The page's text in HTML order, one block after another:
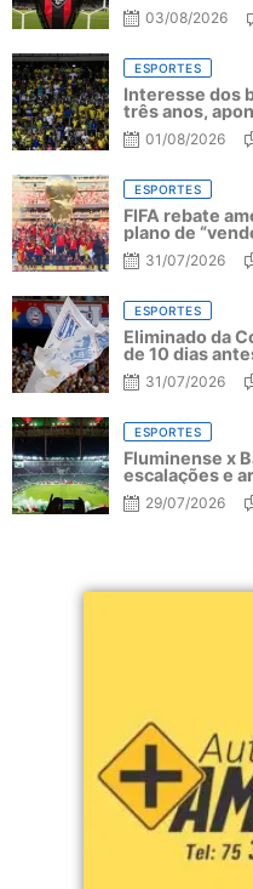
03/08/2026
ESPORTES
Interesse dos
três anos,
01/08/2026
ESPORTES
FIFA rebate
plano de
31/07/2026
ESPORTES
Eliminado da
de 10 dias
31/07/2026
ESPORTES
Fluminense x
escalações e
29/07/2026